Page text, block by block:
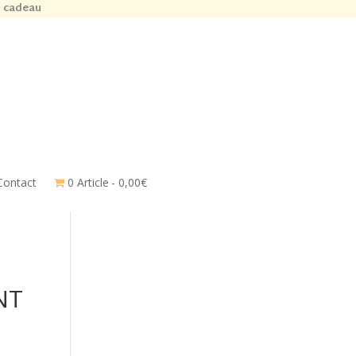
cadeau
0 Article 0,00€